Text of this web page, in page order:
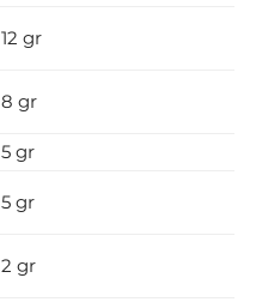
12 gr
8 gr
5 gr
5 gr
2 gr